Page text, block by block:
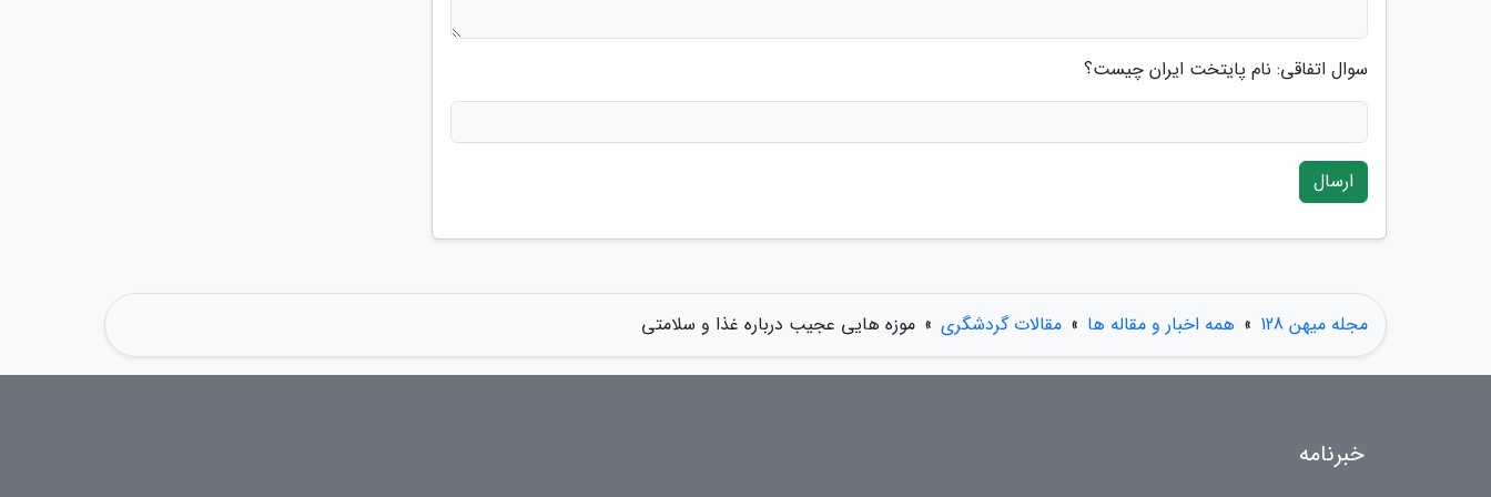
سوال اتفاقی: نام پایتخت ایران چیست؟
ارسال
مجله میهن 128 » همه اخبار و مقاله ها » مقالات گردشگری » موزه هایی عجیب درباره غذا و سلامتی
خبرنامه